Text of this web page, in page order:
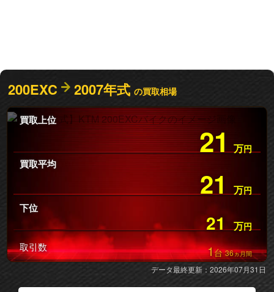
200EXC 2007年式の買取相場
買取上位
21 万円
買取平均
21 万円
下位
21 万円
取引数 1台36ヵ月間
データ最終更新：2026年07月31日